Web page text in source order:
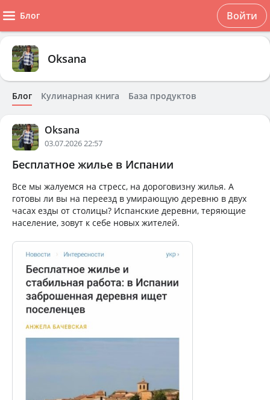
Блог Войти
Oksana
Блог Кулинарная книга База продуктов
Oksana
03.07.2026 22:57
Бесплатное жилье в Испании
Все мы жалуемся на стресс, на дороговизну жилья. А
готовы ли вы на переезд в умирающую деревню в двух
часах езды от столицы? Испанские деревни, теряющие
население, зовут к себе новых жителей.